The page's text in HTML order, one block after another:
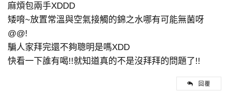
麻煩包兩手XDDD
矮唷~放置常溫與空氣接觸的錦之水哪有可能無菌呀
@@!
騙人家拜完還不夠聰明是嗎XDD
快看一下誰有喝!!就知道真的不是沒拜拜的問題了!!
回覆